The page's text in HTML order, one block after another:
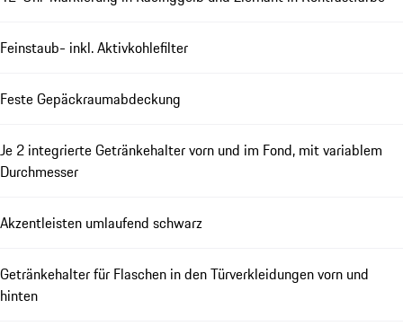
Feinstaub- inkl. Aktivkohlefilter
Feste Gepäckraumabdeckung
Je 2 integrierte Getränkehalter vorn und im Fond, mit variablem
Durchmesser
Akzentleisten umlaufend schwarz
Getränkehalter für Flaschen in den Türverkleidungen vorn und
hinten